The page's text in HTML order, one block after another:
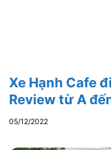
Xe Hạnh Cafe
Review từ A
05/12/2022